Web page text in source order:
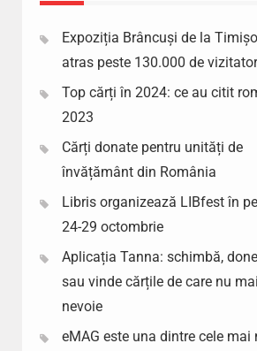
Expoziția Brâncuși de la
atras peste 130.000 de
Top cărți în 2024: ce au citit
2023
Cărți donate pentru unități de
învățământ din România
Libris organizează LIBfest în
24-29 octombrie
Aplicația Tanna: schimbă,
sau vinde cărțile de care nu
nevoie
eMAG este una dintre cele mai